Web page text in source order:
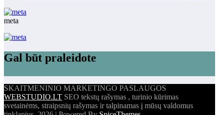
meta
Gal būt praleidote
SKAITMENINIO MARKETINGO PASLAUGOS
WEBSTUDIO.LT SEO tekstų rašymas , turinio kūrimas
svetainėms, straipsnių rašymas ir talpinamas į mūsų valdomus